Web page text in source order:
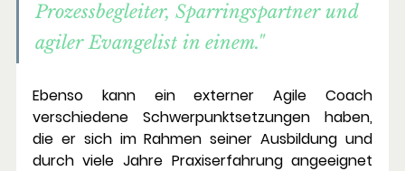
Prozessbegleiter, Sparringspartner und
agiler Evangelist in einem."
Ebenso kann ein externer Agile Coach
verschiedene Schwerpunktsetzungen haben,
die er sich im Rahmen seiner Ausbildung und
durch viele Jahre Praxiserfahrung angeeignet